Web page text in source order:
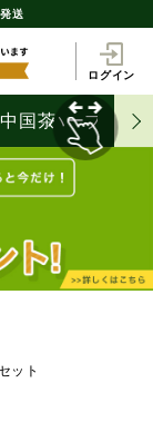
送
ログイン
中国茶ハーブティ
ット